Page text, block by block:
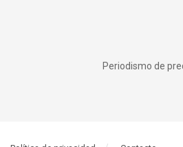
Periodismo de